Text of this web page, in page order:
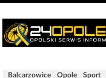
Balcarzowice Opole Sport